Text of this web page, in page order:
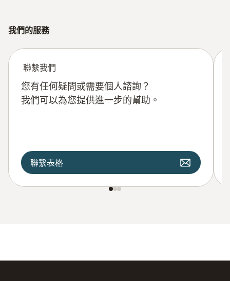
我們的服務
聯繫我們
您有任何疑問或需要個人諮詢？
我們可以為您提供進一步的幫助。
聯繫表格